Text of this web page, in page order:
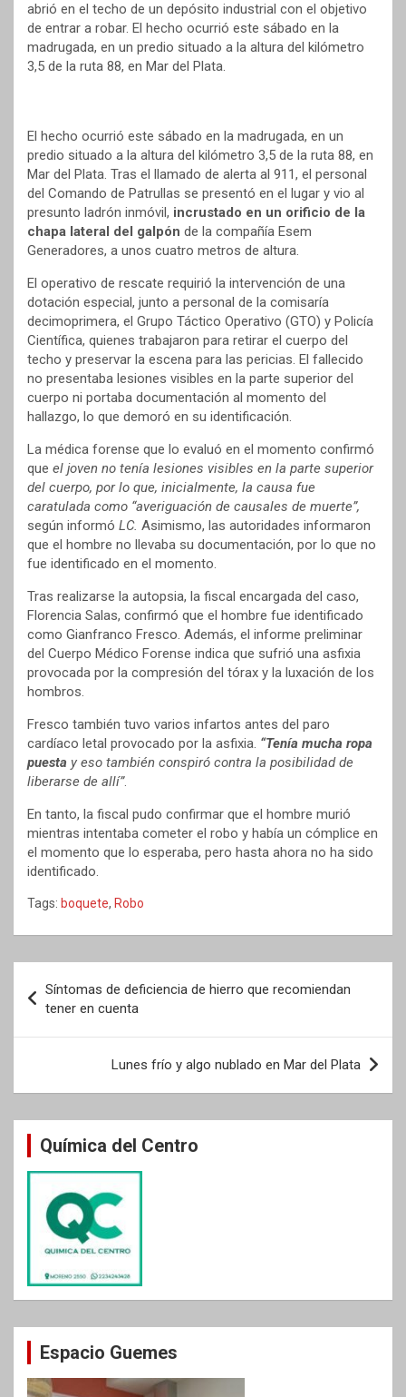
abrió en el techo de un depósito industrial con el objetivo
de entrar a robar. El hecho ocurrió este sábado en la
madrugada, en un predio situado a la altura del kilómetro
3,5 de la ruta 88, en Mar del Plata.
El hecho ocurrió este sábado en la madrugada, en un
predio situado a la altura del kilómetro 3,5 de la ruta 88, en
Mar del Plata. Tras el llamado de alerta al 911, el personal
del Comando de Patrullas se presentó en el lugar y vio al
presunto ladrón inmóvil, incrustado en un orificio de la
chapa lateral del galpón de la compañía Esem
Generadores, a unos cuatro metros de altura.
El operativo de rescate requirió la intervención de una
dotación especial, junto a personal de la comisaría
decimoprimera, el Grupo Táctico Operativo (GTO) y Policía
Científica, quienes trabajaron para retirar el cuerpo del
techo y preservar la escena para las pericias. El fallecido
no presentaba lesiones visibles en la parte superior del
cuerpo ni portaba documentación al momento del
hallazgo, lo que demoró en su identificación.
La médica forense que lo evaluó en el momento confirmó
que el joven no tenía lesiones visibles en la parte superior
del cuerpo, por lo que, inicialmente, la causa fue
caratulada como “averiguación de causales de muerte”,
según informó LC. Asimismo, las autoridades informaron
que el hombre no llevaba su documentación, por lo que no
fue identificado en el momento.
Tras realizarse la autopsia, la fiscal encargada del caso,
Florencia Salas, confirmó que el hombre fue identificado
como Gianfranco Fresco. Además, el informe preliminar
del Cuerpo Médico Forense indica que sufrió una asfixia
provocada por la compresión del tórax y la luxación de los
hombros.
Fresco también tuvo varios infartos antes del paro
cardíaco letal provocado por la asfixia. “Tenía mucha ropa
puesta y eso también conspiró contra la posibilidad de
liberarse de allí”.
En tanto, la fiscal pudo confirmar que el hombre murió
mientras intentaba cometer el robo y había un cómplice en
el momento que lo esperaba, pero hasta ahora no ha sido
identificado.
Tags: boquete, Robo
de
entradas
Síntomas de deficiencia de hierro que recomiendan
tener en cuenta
Lunes frío y algo nublado en Mar del Plata
Química del Centro
Espacio Guemes